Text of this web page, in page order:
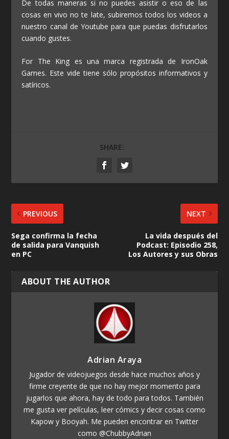
De todas maneras si no puedes asistir o eso de las
cosas en vivo no te late, subiremos todos los videos a
nuestro canal de Youtube para que puedas disfrutarlos
cuando gustes.
For The King es una marca registrada de IronOak
Games. Este vide tiene sólo propósitos informativos y
satíricos.
SHARE:
PREVIOUS
Sega confirma la fecha
de salida para Vanquish
en PC
NEXT
La vida después del
Podcast: Episodio 258,
Los Autores y sus Obras
ABOUT THE AUTHOR
Adrian Araya
Jugador de videojuegos desde hace muchos años y
firme creyente de que no hay mejor momento para
jugarlos que ahora, hay de todo para todos. También
me gusta ver películas, leer cómics y decir cosas como
Kapow y Booyah. Me pueden encontrar en Twitter
como @ChubbyAdrian